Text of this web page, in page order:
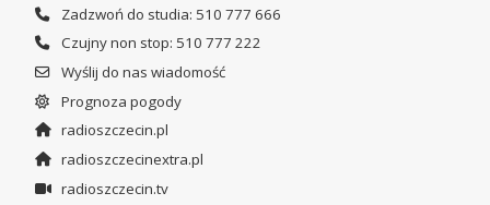
Zadzwoń do studia: 510 777 666
Czujny non stop: 510 777 222
Wyślij do nas wiadomość
Prognoza pogody
radioszczecin.pl
radioszczecinextra.pl
radioszczecin.tv